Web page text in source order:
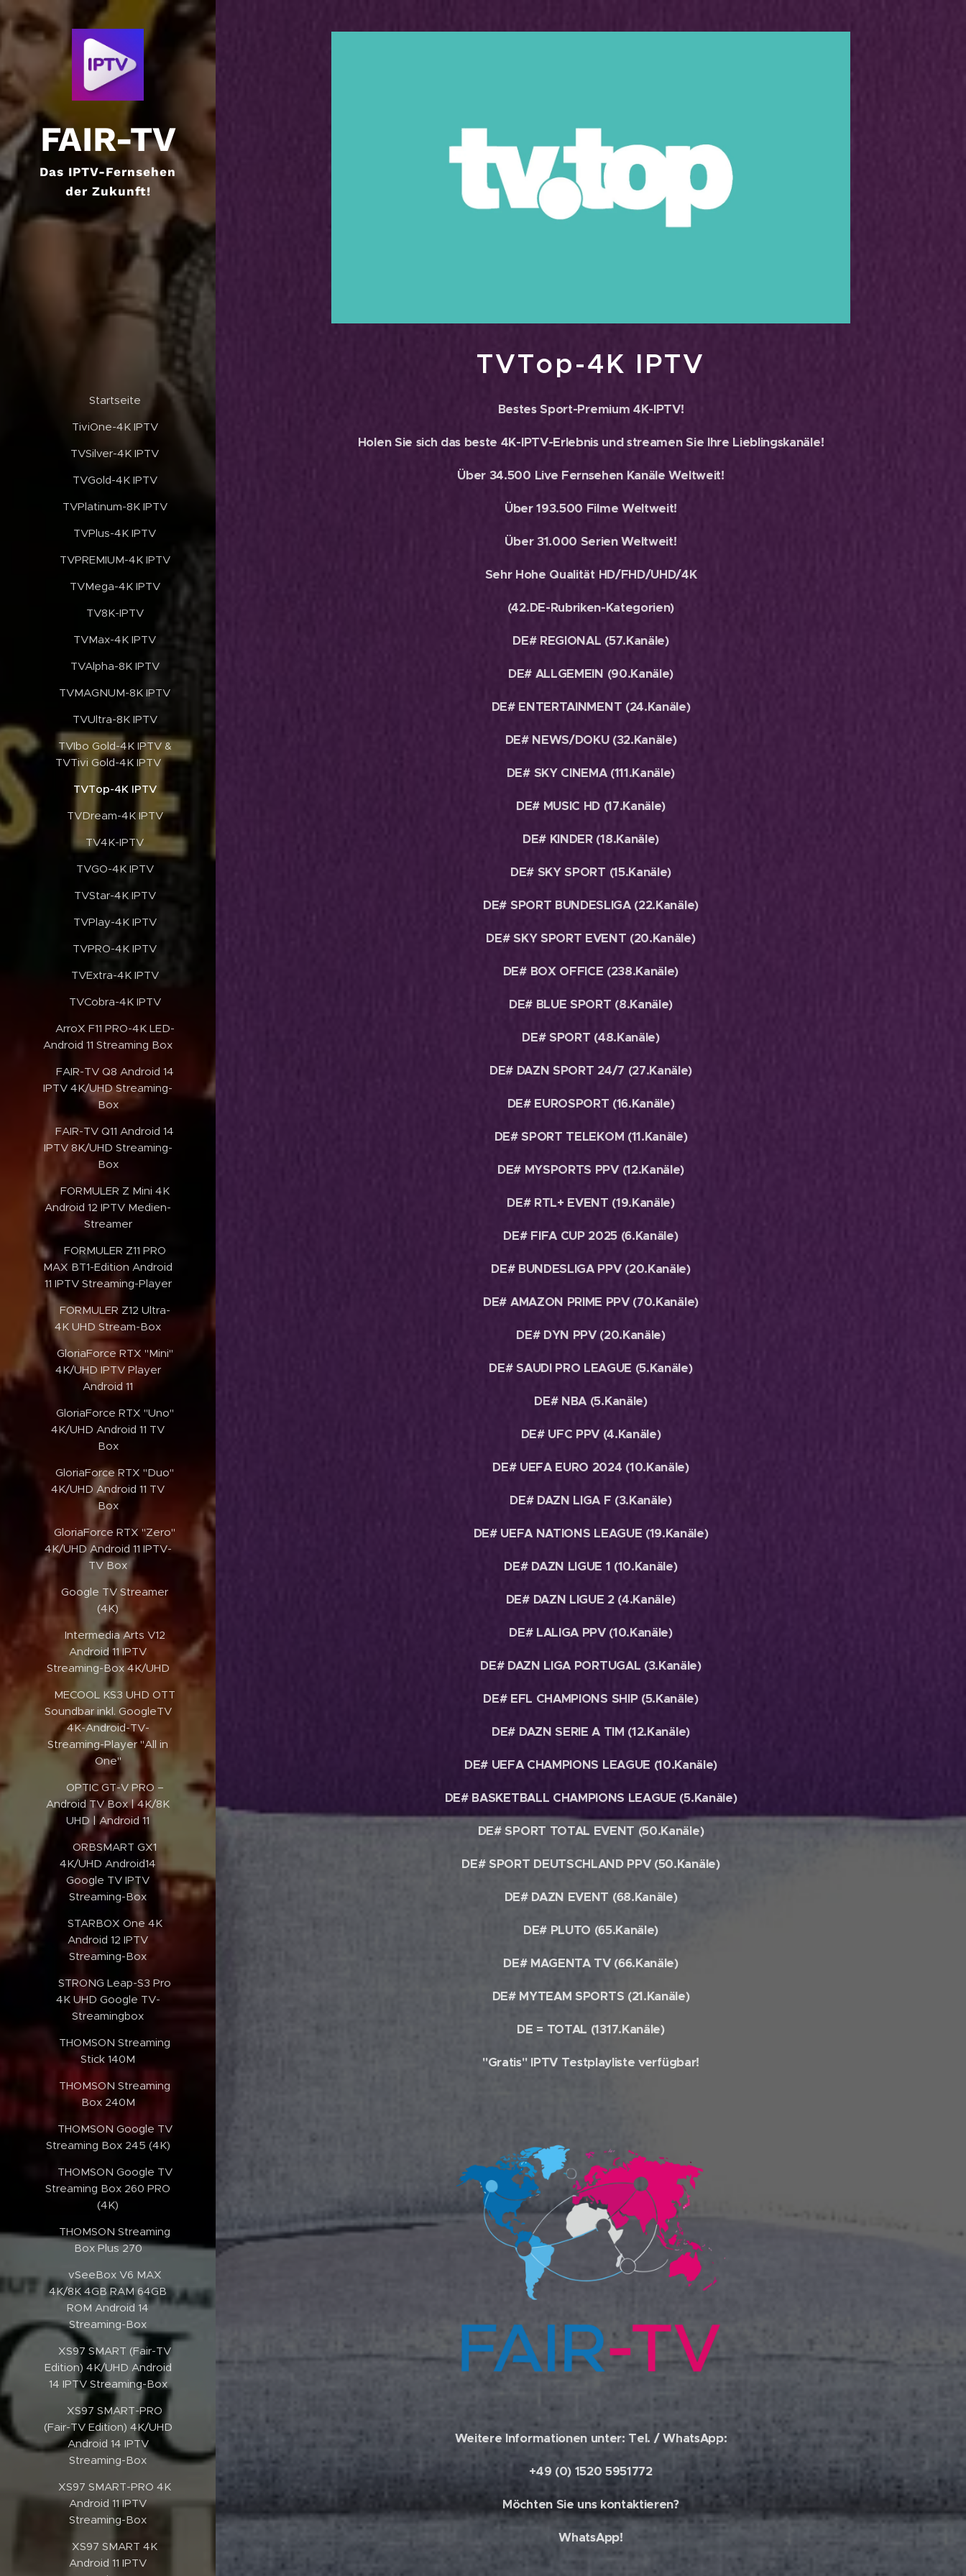
FAIR-TV
Das IPTV-Fernsehen
der Zukunft!
✔️Startseite
✔️TiviOne-4K IPTV
✔️TVSilver-4K IPTV
✔️TVGold-4K IPTV
✔️TVPlatinum-8K IPTV
✔️TVPlus-4K IPTV
✔️TVPREMIUM-4K IPTV
✔️TVMega-4K IPTV
✔️TV8K-IPTV
✔️TVMax-4K IPTV
✔️TVAlpha-8K IPTV
✔️TVMAGNUM-8K IPTV
✔️TVUltra-8K IPTV
✔️TVIbo Gold-4K IPTV &
TVTivi Gold-4K IPTV
✔️TVTop-4K IPTV
✔️TVDream-4K IPTV
✔️TV4K-IPTV
✔️TVGO-4K IPTV
✔️TVStar-4K IPTV
✔️TVPlay-4K IPTV
✔️TVPRO-4K IPTV
✔️TVExtra-4K IPTV
✔️TVCobra-4K IPTV
✔️ArroX F11 PRO-4K LED-
Android 11 Streaming Box
✔️FAIR-TV Q8 Android 14
IPTV 4K/UHD Streaming-
Box
✔️FAIR-TV Q11 Android 14
IPTV 8K/UHD Streaming-
Box
✔️FORMULER Z Mini 4K
Android 12 IPTV Medien-
Streamer
✔️FORMULER Z11 PRO
MAX BT1-Edition Android
11 IPTV Streaming-Player
✔️FORMULER Z12 Ultra-
4K UHD Stream-Box
✔️GloriaForce RTX "Mini"
4K/UHD IPTV Player
Android 11
✔️GloriaForce RTX "Uno"
4K/UHD Android 11 TV
Box
✔️GloriaForce RTX "Duo"
4K/UHD Android 11 TV
Box
✔️GloriaForce RTX "Zero"
4K/UHD Android 11 IPTV-
TV Box
✔️Google TV Streamer
(4K)
✔️Intermedia Arts V12
Android 11 IPTV
Streaming-Box 4K/UHD
✔️MECOOL KS3 UHD OTT
Soundbar inkl. GoogleTV
4K-Android-TV-
Streaming-Player "All in
One"
✔️OPTIC GT-V PRO –
Android TV Box | 4K/8K
UHD | Android 11
✔️ORBSMART GX1
4K/UHD Android14
Google TV IPTV
Streaming-Box
✔️STARBOX One 4K
Android 12 IPTV
Streaming-Box
✔️STRONG Leap-S3 Pro
4K UHD Google TV-
Streamingbox
✔️THOMSON Streaming
Stick 140M
✔️THOMSON Streaming
Box 240M
✔️THOMSON Google TV
Streaming Box 245 (4K)
✔️THOMSON Google TV
Streaming Box 260 PRO
(4K)
✔️THOMSON Streaming
Box Plus 270
✔️vSeeBox V6 MAX
4K/8K 4GB RAM 64GB
ROM Android 14
Streaming-Box
✔️XS97 SMART (Fair-TV
Edition) 4K/UHD Android
14 IPTV Streaming-Box
✔️XS97 SMART-PRO
(Fair-TV Edition) 4K/UHD
Android 14 IPTV
Streaming-Box
✔️XS97 SMART-PRO 4K
Android 11 IPTV
Streaming-Box
✔️XS97 SMART 4K
Android 11 IPTV
TVTop-4K IPTV
Bestes Sport-Premium 4K-IPTV!
Holen Sie sich das beste 4K-IPTV-Erlebnis und streamen Sie Ihre Lieblingskanäle!
Über 34.500 Live Fernsehen Kanäle Weltweit!
Über 193.500 Filme Weltweit!
Über 31.000 Serien Weltweit!
Sehr Hohe Qualität HD/FHD/UHD/4K
(42.DE-Rubriken-Kategorien)
DE# REGIONAL (57.Kanäle)
DE# ALLGEMEIN (90.Kanäle)
DE# ENTERTAINMENT (24.Kanäle)
DE# NEWS/DOKU (32.Kanäle)
DE# SKY CINEMA (111.Kanäle)
DE# MUSIC HD (17.Kanäle)
DE# KINDER (18.Kanäle)
DE# SKY SPORT (15.Kanäle)
DE# SPORT BUNDESLIGA (22.Kanäle)
DE# SKY SPORT EVENT (20.Kanäle)
DE# BOX OFFICE (238.Kanäle)
DE# BLUE SPORT (8.Kanäle)
DE# SPORT (48.Kanäle)
DE# DAZN SPORT 24/7 (27.Kanäle)
DE# EUROSPORT (16.Kanäle)
DE# SPORT TELEKOM (11.Kanäle)
DE# MYSPORTS PPV (12.Kanäle)
DE# RTL+ EVENT (19.Kanäle)
DE# FIFA CUP 2025 (6.Kanäle)
DE# BUNDESLIGA PPV (20.Kanäle)
DE# AMAZON PRIME PPV (70.Kanäle)
DE# DYN PPV (20.Kanäle)
DE# SAUDI PRO LEAGUE (5.Kanäle)
DE# NBA (5.Kanäle)
DE# UFC PPV (4.Kanäle)
DE# UEFA EURO 2024 (10.Kanäle)
DE# DAZN LIGA F (3.Kanäle)
DE# UEFA NATIONS LEAGUE (19.Kanäle)
DE# DAZN LIGUE 1 (10.Kanäle)
DE# DAZN LIGUE 2 (4.Kanäle)
DE# LALIGA PPV (10.Kanäle)
DE# DAZN LIGA PORTUGAL (3.Kanäle)
DE# EFL CHAMPIONS SHIP (5.Kanäle)
DE# DAZN SERIE A TIM (12.Kanäle)
DE# UEFA CHAMPIONS LEAGUE (10.Kanäle)
DE# BASKETBALL CHAMPIONS LEAGUE (5.Kanäle)
DE# SPORT TOTAL EVENT (50.Kanäle)
DE# SPORT DEUTSCHLAND PPV (50.Kanäle)
DE# DAZN EVENT (68.Kanäle)
DE# PLUTO (65.Kanäle)
DE# MAGENTA TV (66.Kanäle)
DE# MYTEAM SPORTS (21.Kanäle)
DE = TOTAL (1317.Kanäle)
"Gratis" IPTV Testplayliste verfügbar!
Weitere Informationen unter: Tel. / WhatsApp:
+49 (0) 1520 5951772
Möchten Sie uns kontaktieren?
WhatsApp!